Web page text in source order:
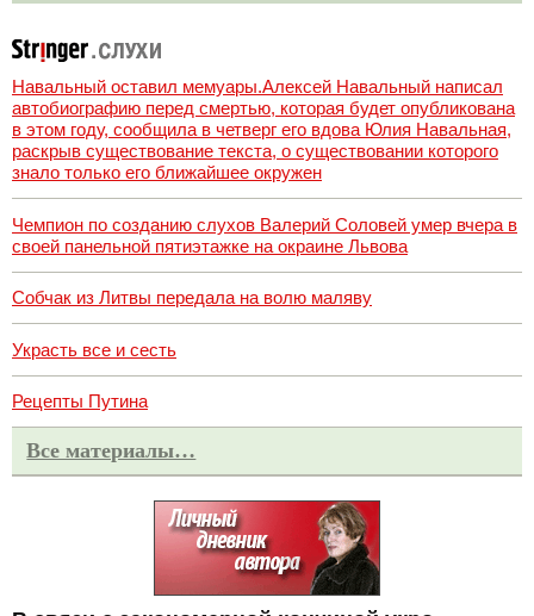
Навальный оставил мемуары.Алексей Навальный написал
автобиографию перед смертью, которая будет опубликована
в этом году, сообщила в четверг его вдова Юлия Навальная,
раскрыв существование текста, о существовании которого
знало только его ближайшее окружен
Чемпион по созданию слухов Валерий Соловей умер вчера в
своей панельной пятиэтажке на окраине Львова
Собчак из Литвы передала на волю маляву
Украсть все и сесть
Рецепты Путина
Все материалы…